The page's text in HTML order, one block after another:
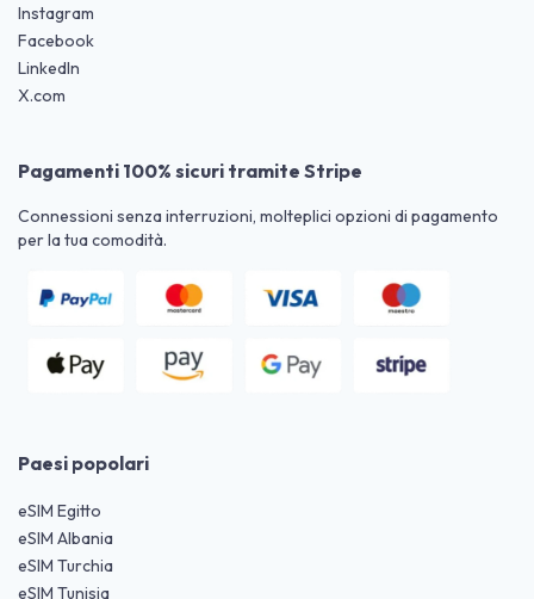
Instagram
Facebook
LinkedIn
X.com
Pagamenti 100% sicuri tramite Stripe
Connessioni senza interruzioni, molteplici opzioni di pagamento
per la tua comodità.
Paesi popolari
eSIM Egitto
eSIM Albania
eSIM Turchia
eSIM Tunisia